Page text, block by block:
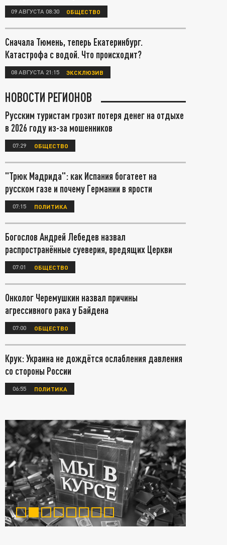
09 АВГУСТА 08:30 ОБЩЕСТВО
Сначала Тюмень, теперь Екатеринбург.
Катастрофа с водой. Что происходит?
08 АВГУСТА 21:15 ЭКСКЛЮЗИВ
НОВОСТИ РЕГИОНОВ
Русским туристам грозит потеря денег на отдыхе
в 2026 году из-за мошенников
07:29 ОБЩЕСТВО
"Трюк Мадрида": как Испания богатеет на
русском газе и почему Германии в ярости
07:15 ПОЛИТИКА
Богослов Андрей Лебедев назвал
распространённые суеверия, вредящих Церкви
07:01 ОБЩЕСТВО
Онколог Черемушкин назвал причины
агрессивного рака у Байдена
07:00 ОБЩЕСТВО
Крук: Украина не дождётся ослабления давления
со стороны России
06:55 ПОЛИТИКА